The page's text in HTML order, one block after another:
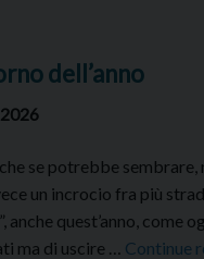
dell’anno
se potrebbe
un incrocio fra più
anche quest’anno,
ma di uscire … Continue